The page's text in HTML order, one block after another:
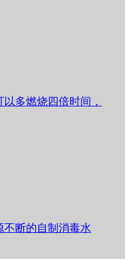
多燃烧四倍时间，
断的自制消毒水